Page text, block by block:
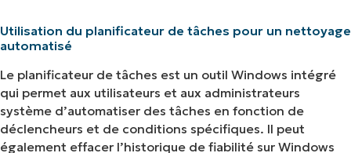
Utilisation du planificateur de tâches pour un nettoyage
automatisé
Le planificateur de tâches est un outil Windows intégré
qui permet aux utilisateurs et aux administrateurs
système d’automatiser des tâches en fonction de
déclencheurs et de conditions spécifiques. Il peut
également effacer l’historique de fiabilité sur Windows